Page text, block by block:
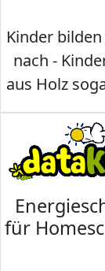
Kinder
nach -
aus Holz
für